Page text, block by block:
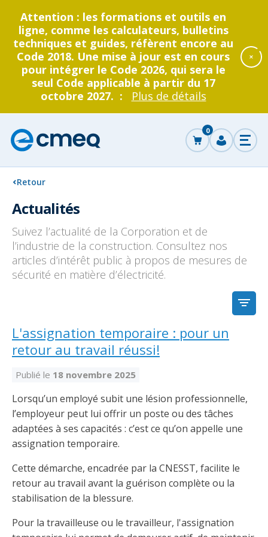
Attention : les formations et outils en
ligne, comme les calculateurs, bulletins
techniques et guides, réfèrent encore au
Code 2018. Une mise à jour est en cours
pour intégrer le Code 2026, qui sera le
seul Code applicable à partir du 17
octobre 2027. :
Plus de détails
Corporation
des
maîtres
0
Accéder
au
panier
Se
connecter
le
Retour
au
Grand public
Découvrir l’espace Grand public
sensibilisation
Trouver un entrepreneur
Déposer une plainte
Faire affaire avec un maître électricien
Retour
au
Entrepreneurs électriciens
Découvrir l’espace Entrepreneurs électriciens
électriciens
Hydro-Québec
Ce
lien
s’ouvrira
dans
une
nouvelle
fenêtre
Quiz de la semaine
Avantages et privilèges
pour les membres
Ressources informationnelles
Retour
au
Devenir entrepreneur
Découvrir l’espace Devenir entrepreneur
entrepreneur
Service Démarrer une entreprise
Ce
lien
s’ouvrira
dans
une
nouvelle
fenêtre
Documents
informatifs
Demande de délivrance ou de modification d’une
licence d’entrepreneur
Retour
au
La CMEQ
Découvrir l’espace La CMEQ
Découvrir l'espace La CMEQ
Mission et historique
Instances décisionnelles
Comités de la CMEQ
Retour
au
Formation continue
Découvrir l’espace Formation continue
Découvrir l'espace Formation continue
Déclarer mes heures de FCO
Ce
lien
s’ouvrira
dans
une
nouvelle
fenêtre
Centre d'expertise et de formation
À propos
Retour
Actualités
Suivez l’actualité de la Corporation et de
l’industrie de la construction. Consultez nos
articles d’intérêt public à propos de mesures de
sécurité en matière d’électricité.
L'assignation temporaire : pour un
retour au travail réussi!
Publié le 18 novembre 2025
Lorsqu’un employé subit une lésion professionnelle,
l’employeur peut lui offrir un poste ou des tâches
adaptées à ses capacités : c’est ce qu’on appelle une
assignation temporaire.
Cette démarche, encadrée par la CNESST, facilite le
retour au travail avant la guérison complète ou la
stabilisation de la blessure.
Pour la travailleuse ou le travailleur, l'assignation